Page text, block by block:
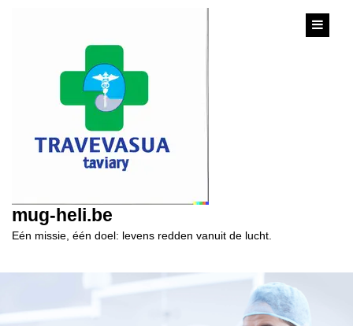
mug-heli.be
Eén missie, één doel: levens redden vanuit de lucht.